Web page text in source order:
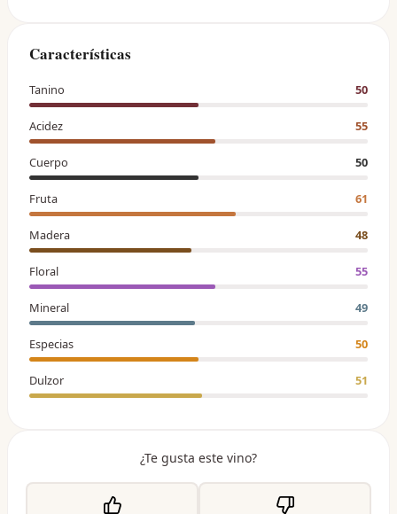
Características
Tanino 50
Acidez 55
Cuerpo 50
Fruta 61
Madera 48
Floral 55
Mineral 49
Especias 50
Dulzor 51
¿Te gusta este vino?